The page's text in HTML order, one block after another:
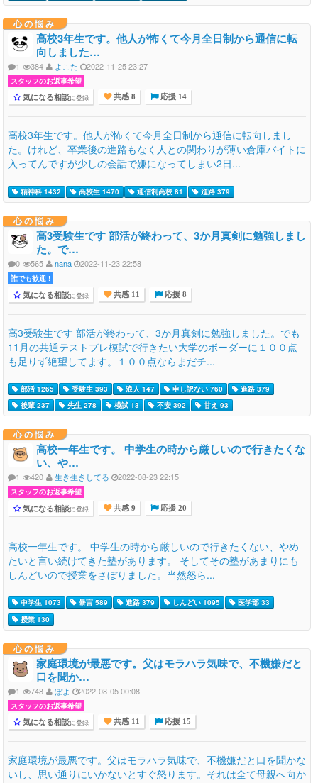
心の悩み
高校3年生です。他人が怖くて今月全日制から通信に転
向しました…
1 384 よこた 2022-11-25 23:27
スタッフのお返事希望
気になる相談に登録 共感 8 応援 14
高校3年生です。他人が怖くて今月全日制から通信に転向しまし
た。けれど、卒業後の進路もなく人との関わりが薄い倉庫バイトに
入ってんですが少しの会話で嫌になってしまい2日...
精神科 1432 高校生 1470 通信制高校 81 進路 379
心の悩み
高3受験生です 部活が終わって、3か月真剣に勉強しまし
た。で…
0 565 nana 2022-11-23 22:58
誰でも歓迎 !
気になる相談に登録 共感 11 応援 8
高3受験生です 部活が終わって、3か月真剣に勉強しました。でも
11月の共通テストプレ模試で行きたい大学のボーダーに１００点
も足りず絶望してます。１００点ならまだチ...
部活 1265 受験生 393 浪人 147 申し訳ない 760
進路 379
後輩 237
先生 278 模試 13 不安 392 甘え 93
心の悩み
高校一年生です。 中学生の時から厳しいので行きたくな
い、や…
1 420 生き生きしてる 2022-08-23 22:15
スタッフのお返事希望
気になる相談に登録 共感 9 応援 20
高校一年生です。 中学生の時から厳しいので行きたくない、やめ
たいと言い続けてきた塾があります。 そしてその塾があまりにも
しんどいので授業をさぼりました。当然怒ら...
中学生 1073 暴言 589 進路 379 しんどい 1095
医学部 33
授業 130
心の悩み
家庭環境が最悪です。父はモラハラ気味で、不機嫌だと
口を聞か…
1 748 ぽよ 2022-08-05 00:08
スタッフのお返事希望
気になる相談に登録 共感 11 応援 15
家庭環境が最悪です。父はモラハラ気味で、不機嫌だと口を聞かな
いし、思い通りにいかないとすぐ怒ります。それは全て母親へ向か